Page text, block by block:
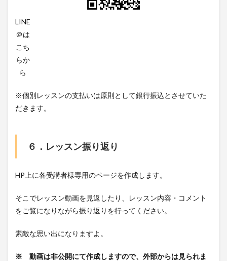
LINE
＠は
こち
らか
ら
※個別レッスンの支払いは原則として銀行振込とさせていた
だきます。
６．レッスン振り返り
HP上に各受講者様専用のページを作成します。
そこでレッスン動画を見返したり、レッスン内容・コメント
をご覧になりながら振り返りを行ってください。
素敵な思い出になりますよ。
※ 動画は非公開にて作成しますので、外部からは見られま